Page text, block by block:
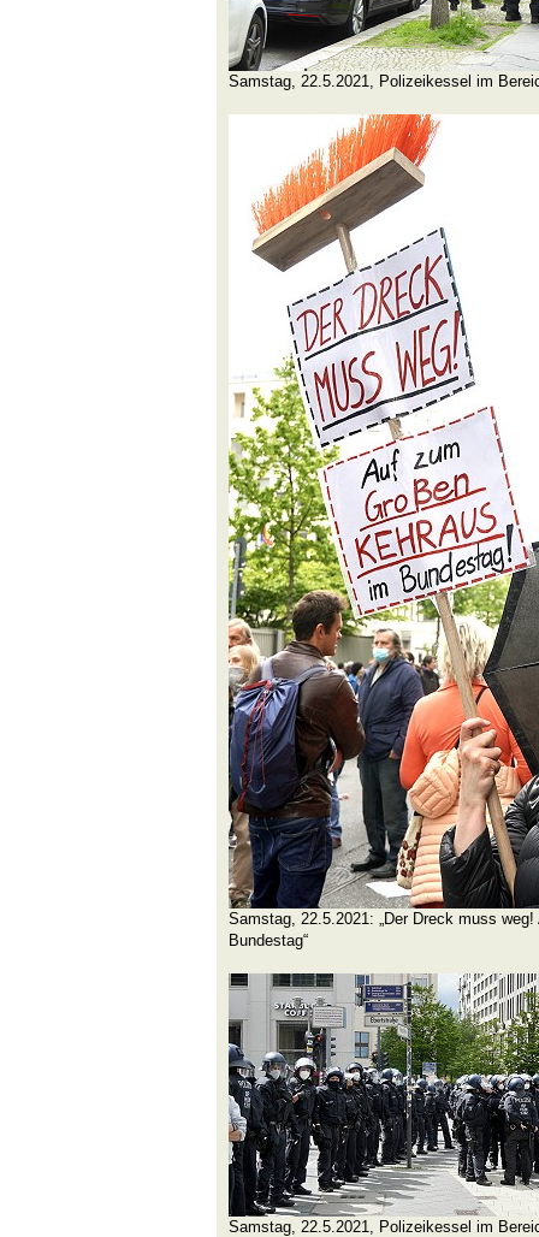
Samstag, 22.5.2021, Polizeikessel im
Samstag, 22.5.2021: „Der Dreck muss
Bundestag“
Samstag, 22.5.2021, Polizeikessel im